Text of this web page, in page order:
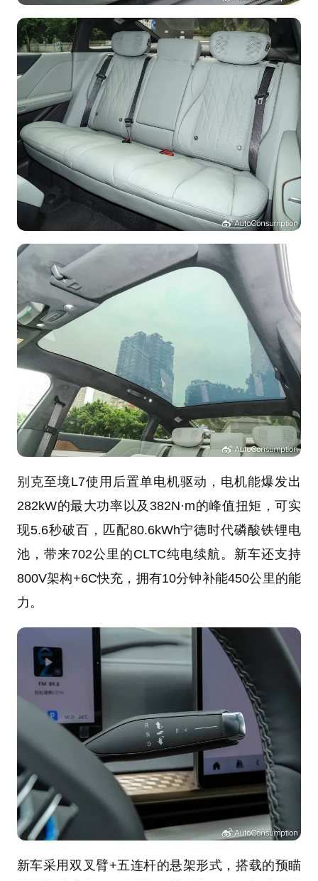
别克至境L7使用后置单电机驱动，电机能爆发出
282kW的最大功率以及382N·m的峰值扭矩，可实
现5.6秒破百，匹配80.6kWh宁德时代磷酸铁锂电
池，带来702公里的CLTC纯电续航。新车还支持
800V架构+6C快充，拥有10分钟补能450公里的能
力。
新车采用双叉臂+五连杆的悬架形式，搭载的预瞄